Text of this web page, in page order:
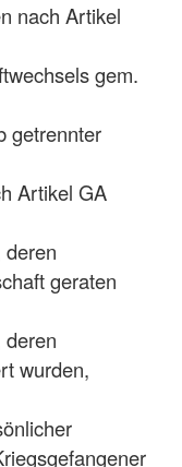
nach Artikel
gem.
getrennter
Artikel GA
deren
geraten
deren
wurden,